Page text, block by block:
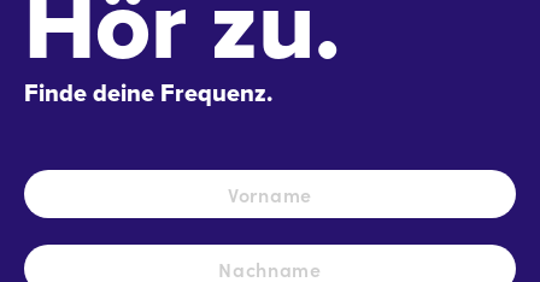
Hör zu.
Finde deine Frequenz.
Name *